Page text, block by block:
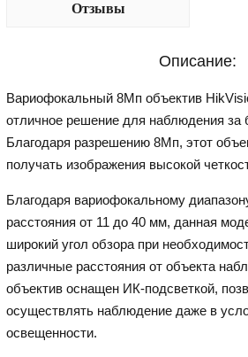
Отзывы
Описание:
Вариофокальный 8Мп объектив
отличное решение для наблюдения за
Благодаря разрешению 8Мп, этот
получать изображения высокой
Благодаря вариофокальному
расстояния от 11 до 40 мм, данная
широкий угол обзора при
различные расстояния от объекта
объектив оснащен ИК-подсветкой,
осуществлять наблюдение даже в
освещенности.